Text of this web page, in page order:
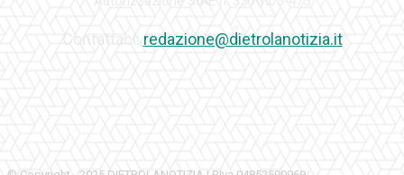
redazione@dietrolanotizia.it